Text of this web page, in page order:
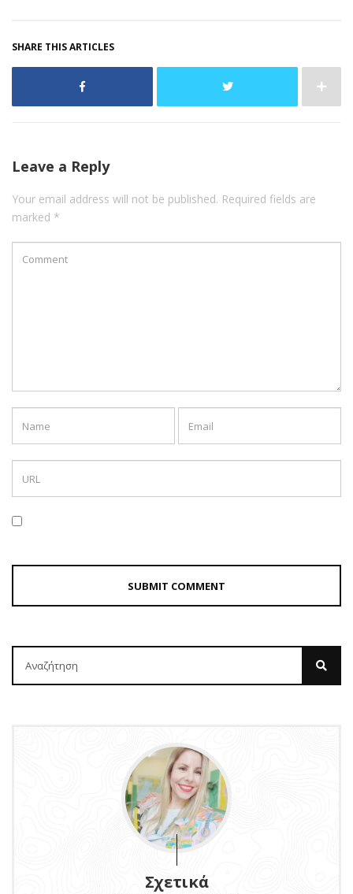
SHARE THIS ARTICLES
Leave a Reply
Your email address will not be published. Required fields are
marked *
Σχετικά